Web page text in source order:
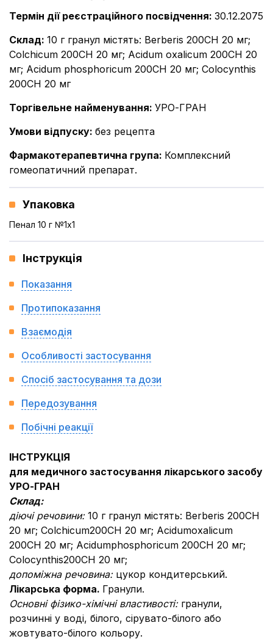
Термін дії реєстраційного посвідчення: 30.12.2075
Склад: 10 г гранул містять: Berberis 200CH 20 мг;
Colchicum 200CH 20 мг; Acidum oxaliсum 200CH 20
мг; Acidum phosphoriсum 200CH 20 мг; Colocynthis
200CH 20 мг
Торгівельне найменування: УРО-ГРАН
Умови відпуску: без рецепта
Фармакотерапевтична група: Комплексний
гомеопатичний препарат.
Упаковка
Пенал 10 г №1x1
Інструкція
Показання
Протипоказання
Взаємодія
Особливості застосування
Спосіб застосування та дози
Передозування
Побічні реакції
ІНСТРУКЦІЯ
для медичного застосування лікарського засобу
УРО-ГРАН
Склад:
діючі речовини: 10 г гранул містять: Berberis 200CH
20 мг; Colchicum200CH 20 мг; Acidumoxaliсum
200CH 20 мг; Acidumphosphoriсum 200CH 20 мг;
Colocynthis200CH 20 мг;
допоміжна речовина: цукор кондитерський.
Лікарська форма. Гранули.
Основні фізико-хімічні властивості: гранули,
розчинні у воді, білого, сірувато-білого або
жовтувато-білого кольору.